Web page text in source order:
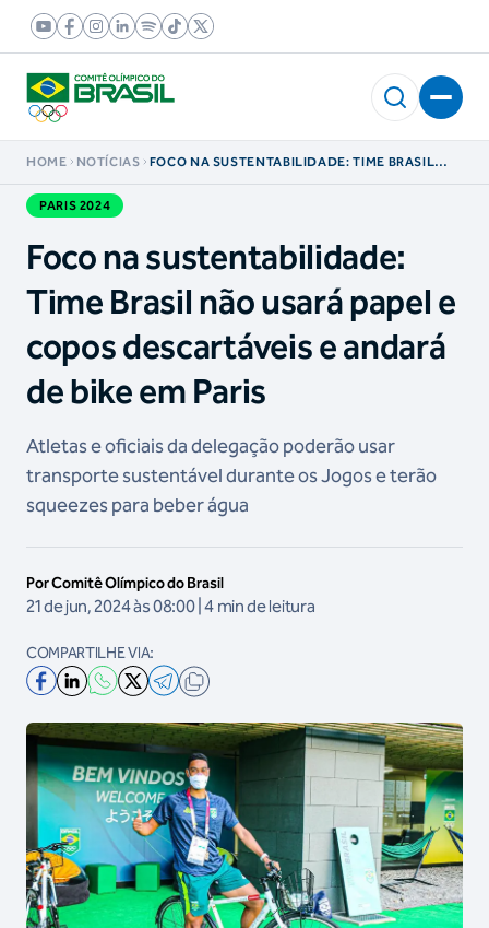
HOME NOTÍCIAS
FOCO NA SUSTENTABILIDADE: TIME BRASIL
PARIS 2024
Foco na sustentabilidade:
Time Brasil não usará papel e
copos descartáveis e andará
de bike em Paris
Atletas e oficiais da delegação poderão usar
transporte sustentável durante os Jogos e terão
squeezes para beber água
Por Comitê Olímpico do Brasil
21 de jun, 2024 às 08:00 | 4 min de leitura
COMPARTILHE VIA: